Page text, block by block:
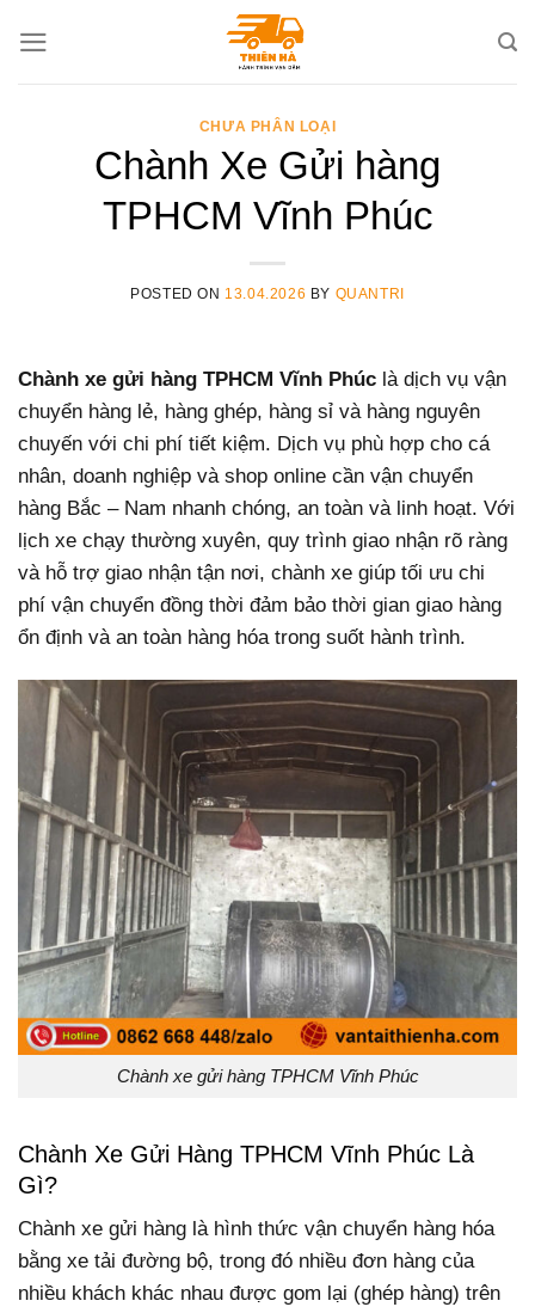
CHƯA PHÂN LOẠI
Chành Xe Gửi hàng
TPHCM Vĩnh Phúc
POSTED ON 13.04.2026 BY QUANTRI
Chành xe gửi hàng TPHCM Vĩnh Phúc là dịch vụ vận
chuyển hàng lẻ, hàng ghép, hàng sỉ và hàng nguyên
chuyến với chi phí tiết kiệm. Dịch vụ phù hợp cho cá
nhân, doanh nghiệp và shop online cần vận chuyển
hàng Bắc – Nam nhanh chóng, an toàn và linh hoạt. Với
lịch xe chạy thường xuyên, quy trình giao nhận rõ ràng
và hỗ trợ giao nhận tận nơi, chành xe giúp tối ưu chi
phí vận chuyển đồng thời đảm bảo thời gian giao hàng
ổn định và an toàn hàng hóa trong suốt hành trình.
Chành xe gửi hàng TPHCM Vĩnh Phúc
Chành Xe Gửi Hàng TPHCM Vĩnh Phúc Là
Gì?
Chành xe gửi hàng là hình thức vận chuyển hàng hóa
bằng xe tải đường bộ, trong đó nhiều đơn hàng của
nhiều khách khác nhau được gom lại (ghép hàng) trên